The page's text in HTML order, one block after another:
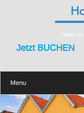
Hotel
Jetzt
Menu